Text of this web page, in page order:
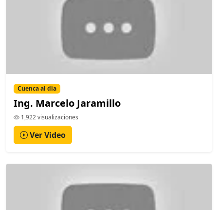
Cuenca al día
Ing. Marcelo Jaramillo
1,922 visualizaciones
Ver Video